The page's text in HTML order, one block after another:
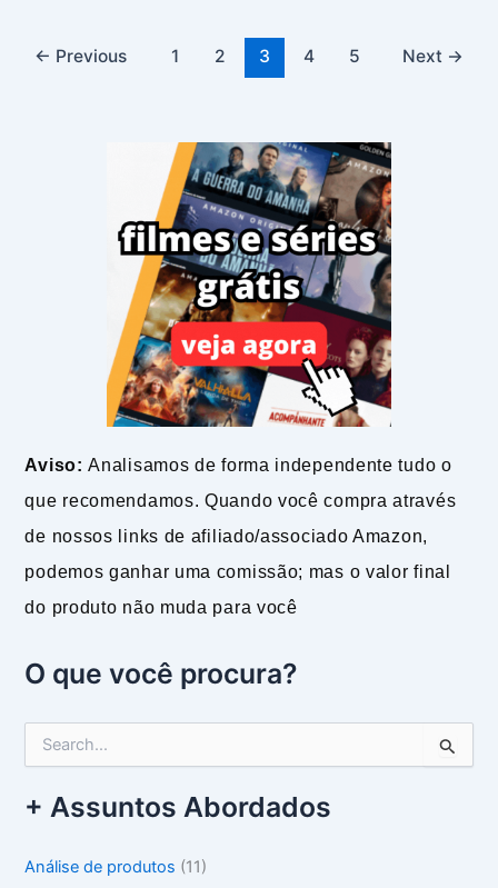
← Previous 1 2 3 4 5 Next →
Aviso: Analisamos de forma independente tudo o
que recomendamos. Quando você compra através
de nossos links de afiliado/associado Amazon,
podemos ganhar uma comissão; mas o valor final
do produto não muda para você
O que você procura?
e
q
s
+ Assuntos Abordados
Análise de produtos (11)